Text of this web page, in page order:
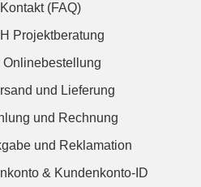
(FAQ)
Projektberatung
Onlinebestellung
und Lieferung
und Rechnung
und Reklamation
& Kundenkonto-ID